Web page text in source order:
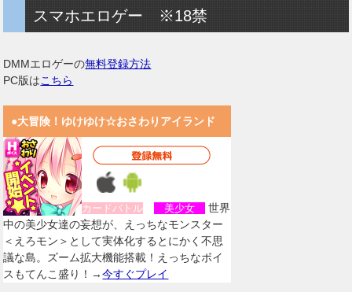
スマホエロゲー ※18禁
DMMエロゲーの無料登録方法
PC版はこちら
●大冒険！ゆけゆけ☆おさわりアイランド
カードバトル 美少女
世界
中の美少女達の妄想が、えっちなモンスター
＜えろモン＞として実体化するとにかく不思
議な島。ズーム拡大機能搭載！えっちなボイ
スもてんこ盛り！→今すぐプレイ